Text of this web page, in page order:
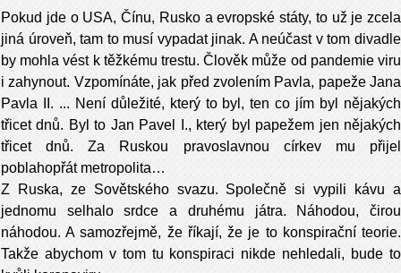
Pokud jde o USA, Čínu, Rusko a evropské státy, to už je zcela
jiná úroveň, tam to musí vypadat jinak. A neúčast v tom divadle
by mohla vést k těžkému trestu. Člověk může od pandemie viru
i zahynout. Vzpomínáte, jak před zvolením Pavla, papeže Jana
Pavla II. ... Není důležité, který to byl, ten co jím byl nějakých
třicet dnů. Byl to Jan Pavel I., který byl papežem jen nějakých
třicet dnů. Za Ruskou pravoslavnou církev mu přijel
poblahopřát metropolita…
Z Ruska, ze Sovětského svazu. Společně si vypili kávu a
jednomu selhalo srdce a druhému játra. Náhodou, čirou
náhodou. A samozřejmě, že říkají, že je to konspirační teorie.
Takže abychom v tom tu konspiraci nikde nehledali, bude to